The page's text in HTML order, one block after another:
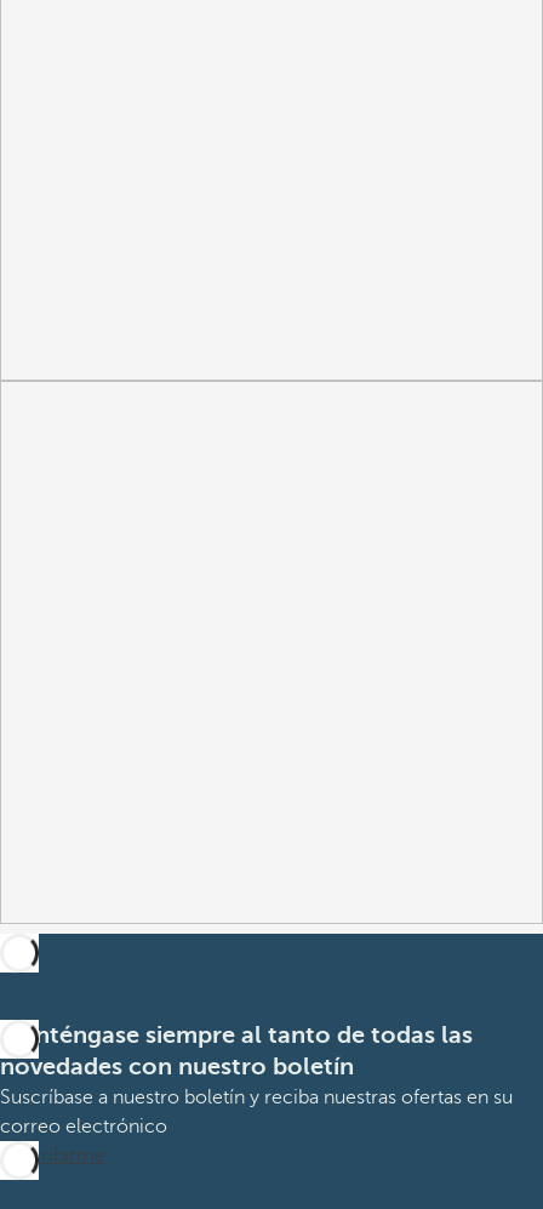
Manténgase siempre al tanto de todas las
novedades con nuestro boletín
Suscríbase a nuestro boletín y reciba nuestras ofertas en su
correo electrónico
Suscribirme